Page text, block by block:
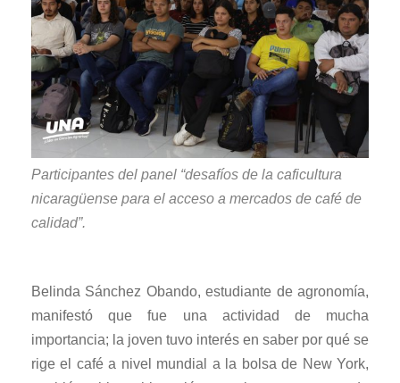
Participantes del panel “desafíos de la caficultura
nicaragüense para el acceso a mercados de café de
calidad”.
Belinda Sánchez Obando, estudiante de agronomía,
manifestó que fue una actividad de mucha
importancia; la joven tuvo interés en saber por qué se
rige el café a nivel mundial a la bolsa de New York,